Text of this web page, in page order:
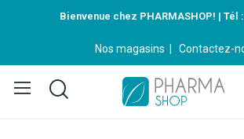
Bienvenue chez PHARMASHOP! | Tél :
Nos magasins Contactez-